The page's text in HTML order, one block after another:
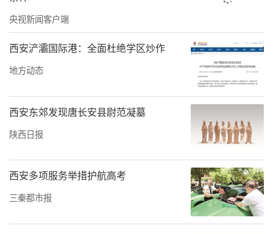
央视新闻客户端
西安浐灞国际港：全面杜绝学区炒作
地方动态
西安东郊发现唐长安县尉范凝墓
陕西日报
西安多项服务举措护航高考
三秦都市报